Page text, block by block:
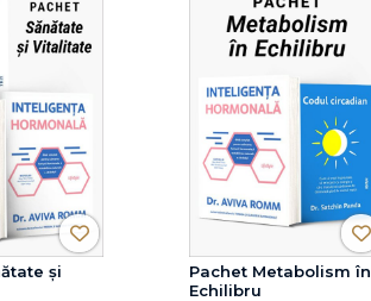
și
Pachet Metabolism în
Echilibru